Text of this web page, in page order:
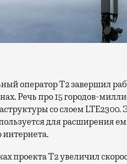
Речь про 15 городов-
со слоем
для расширения
проекта Т2 увеличил